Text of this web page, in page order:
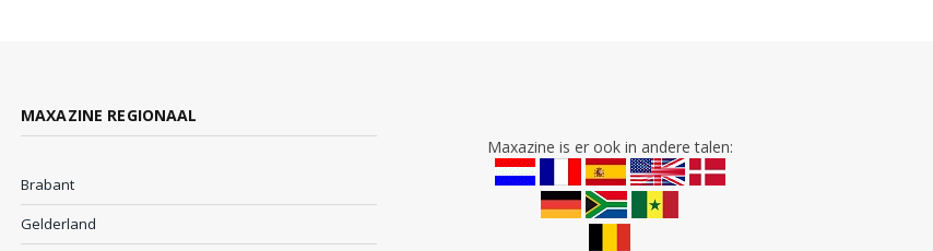
MAXAZINE REGIONAAL
Brabant
Gelderland
Maxazine is er ook in andere talen: